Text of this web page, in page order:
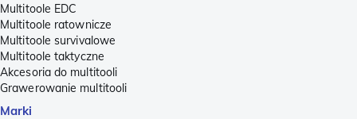
Multitoole EDC
Multitoole ratownicze
Multitoole survivalowe
Multitoole taktyczne
Akcesoria do multitooli
Grawerowanie multitooli
Marki